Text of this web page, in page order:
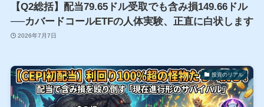
【Q2総括】配当79.65ドル受取でも含み損149.66ドル
──カバードコールETFの人体実験、正直に白状します
2026年7月7日
投資のリアル